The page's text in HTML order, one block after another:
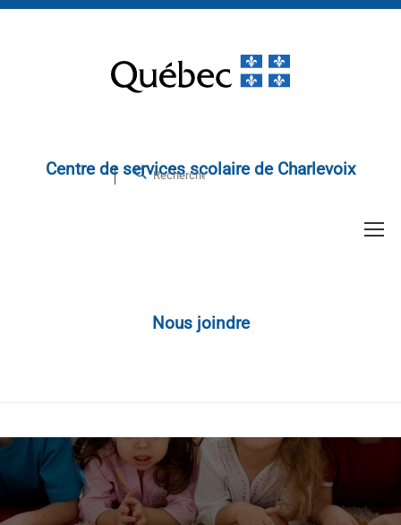
Centre de services scolaire de Charlevoix
Nous joindre